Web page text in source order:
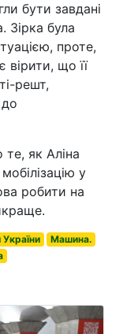
бути завдані
була
проте,
що її
решт,
як Аліна
у
робити на
України
Машина.